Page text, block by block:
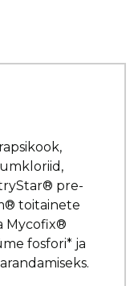
pre-
toitainete
Mycofix®
fosfori* ja